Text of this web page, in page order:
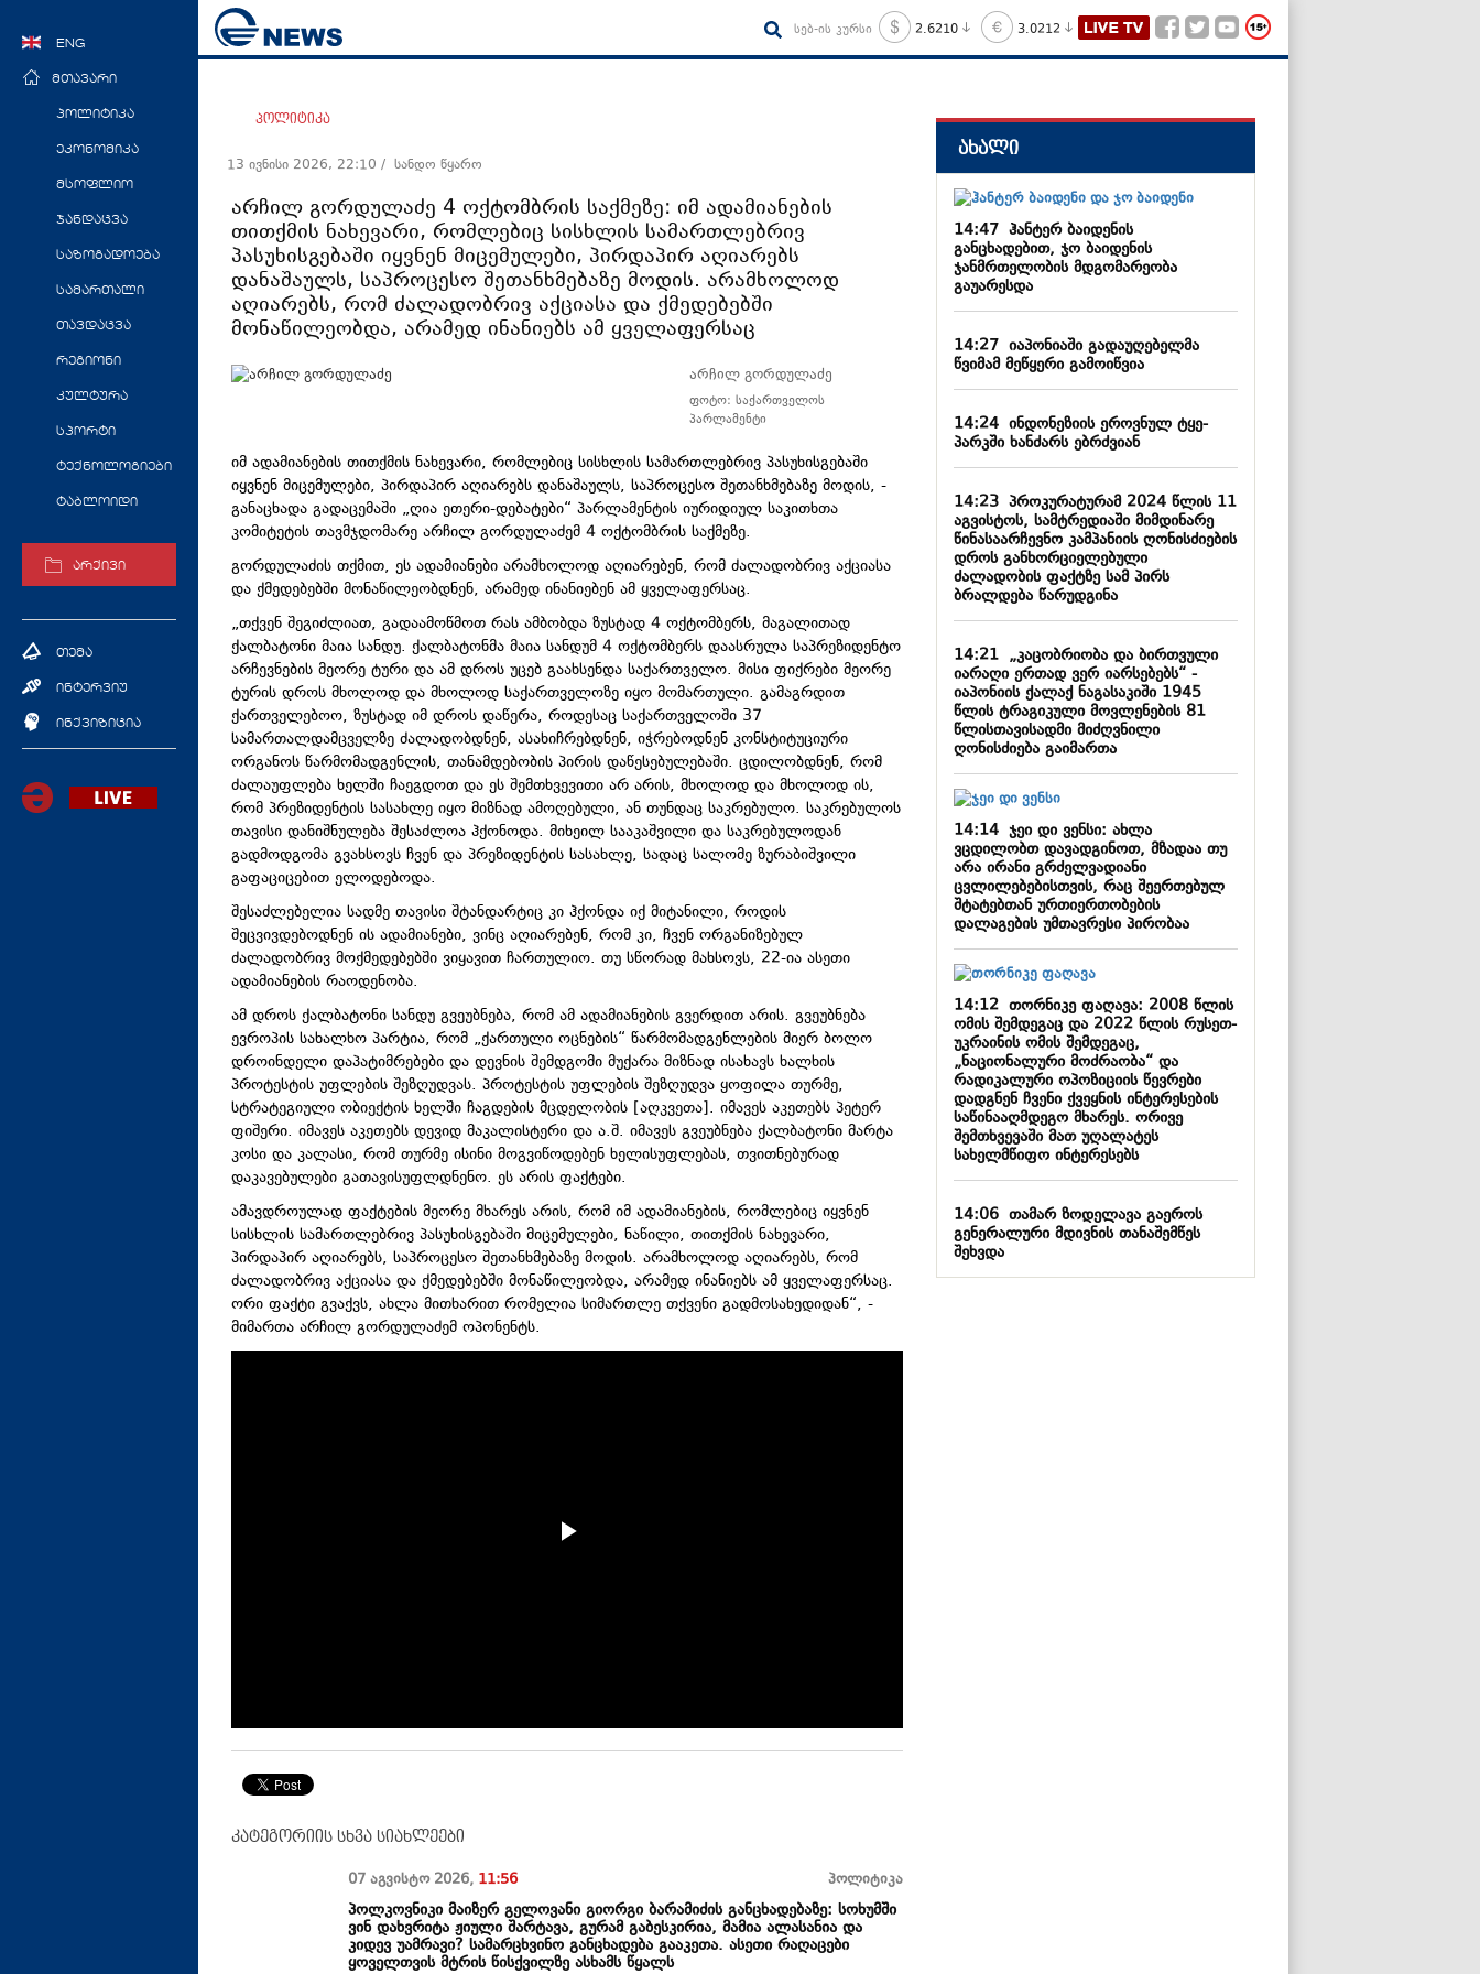
ENG
მთავარი
პოლიტიკა
ეკონომიკა
მსოფლიო
ჯანდაცვა
საზოგადოება
სამართალი
თავდაცვა
რეგიონი
კულტურა
სპორტი
ტექნოლოგიები
ტაბლოიდი
არქივი
თემა
ინტერვიუ
ინქვიზიცია
სებ-ის კურსი 2.6210 3.0212
პოლიტიკა
13 ივნისი 2026, 22:10 / სანდო წყარო
არჩილ გორდულაძე 4 ოქტომბრის საქმეზე: იმ ადამიანების
თითქმის ნახევარი, რომლებიც სისხლის სამართლებრივ
პასუხისგებაში იყვნენ მიცემულები, პირდაპირ აღიარებს
დანაშაულს, საპროცესო შეთანხმებაზე მოდის. არამხოლოდ
აღიარებს, რომ ძალადობრივ აქციასა და ქმედებებში
მონაწილეობდა, არამედ ინანიებს ამ ყველაფერსაც
არჩილ გორდულაძე
ფოტო: საქართველოს
პარლამენტი
იმ ადამიანების თითქმის ნახევარი, რომლებიც სისხლის სამართლებრივ პასუხისგებაში
იყვნენ მიცემულები, პირდაპირ აღიარებს დანაშაულს, საპროცესო შეთანხმებაზე მოდის, -
განაცხადა გადაცემაში „ღია ეთერი-დებატები“ პარლამენტის იურიდიულ საკითხთა
კომიტეტის თავმჯდომარე არჩილ გორდულაძემ 4 ოქტომბრის საქმეზე.
გორდულაძის თქმით, ეს ადამიანები არამხოლოდ აღიარებენ, რომ ძალადობრივ აქციასა
და ქმედებებში მონაწილეობდნენ, არამედ ინანიებენ ამ ყველაფერსაც.
„თქვენ შეგიძლიათ, გადაამოწმოთ რას ამბობდა ზუსტად 4 ოქტომბერს, მაგალითად
ქალბატონი მაია სანდუ. ქალბატონმა მაია სანდუმ 4 ოქტომბერს დაასრულა საპრეზიდენტო
არჩევნების მეორე ტური და ამ დროს უცებ გაახსენდა საქართველო. მისი ფიქრები მეორე
ტურის დროს მხოლოდ და მხოლოდ საქართველოზე იყო მომართული. გამაგრდით
ქართველებოო, ზუსტად იმ დროს დაწერა, როდესაც საქართველოში 37
სამართალდამცველზე ძალადობდნენ, ასახიჩრებდნენ, იჭრებოდნენ კონსტიტუციური
ორგანოს წარმომადგენლის, თანამდებობის პირის დაწესებულებაში. ცდილობდნენ, რომ
ძალაუფლება ხელში ჩაეგდოთ და ეს შემთხვევითი არ არის, მხოლოდ და მხოლოდ ის,
რომ პრეზიდენტის სასახლე იყო მიზნად ამოღებული, ან თუნდაც საკრებულო. საკრებულოს
თავისი დანიშნულება შესაძლოა ჰქონოდა. მიხეილ სააკაშვილი და საკრებულოდან
გადმოდგომა გვახსოვს ჩვენ და პრეზიდენტის სასახლე, სადაც სალომე ზურაბიშვილი
გაფაციცებით ელოდებოდა.
შესაძლებელია სადმე თავისი შტანდარტიც კი ჰქონდა იქ მიტანილი, როდის
შეცვივდებოდნენ ის ადამიანები, ვინც აღიარებენ, რომ კი, ჩვენ ორგანიზებულ
ძალადობრივ მოქმედებებში ვიყავით ჩართულიო. თუ სწორად მახსოვს, 22-ია ასეთი
ადამიანების რაოდენობა.
ამ დროს ქალბატონი სანდუ გვეუბნება, რომ ამ ადამიანების გვერდით არის. გვეუბნება
ევროპის სახალხო პარტია, რომ „ქართული ოცნების“ წარმომადგენლების მიერ ბოლო
დროინდელი დაპატიმრებები და დევნის შემდგომი მუქარა მიზნად ისახავს ხალხის
პროტესტის უფლების შეზღუდვას. პროტესტის უფლების შეზღუდვა ყოფილა თურმე,
სტრატეგიული ობიექტის ხელში ჩაგდების მცდელობის [აღკვეთა]. იმავეს აკეთებს პეტერ
ფიშერი. იმავეს აკეთებს დევიდ მაკალისტერი და ა.შ. იმავეს გვეუბნება ქალბატონი მარტა
კოსი და კალასი, რომ თურმე ისინი მოგვიწოდებენ ხელისუფლებას, თვითნებურად
დაკავებულები გათავისუფლდნენო. ეს არის ფაქტები.
ამავდროულად ფაქტების მეორე მხარეს არის, რომ იმ ადამიანების, რომლებიც იყვნენ
სისხლის სამართლებრივ პასუხისგებაში მიცემულები, ნაწილი, თითქმის ნახევარი,
პირდაპირ აღიარებს, საპროცესო შეთანხმებაზე მოდის. არამხოლოდ აღიარებს, რომ
ძალადობრივ აქციასა და ქმედებებში მონაწილეობდა, არამედ ინანიებს ამ ყველაფერსაც.
ორი ფაქტი გვაქვს, ახლა მითხარით რომელია სიმართლე თქვენი გადმოსახედიდან“, -
მიმართა არჩილ გორდულაძემ ოპონენტს.
კატეგორიის სხვა სიახლეები
07 აგვისტო 2026, 11:56 პოლიტიკა
პოლკოვნიკი მაიზერ გელოვანი გიორგი ბარამიძის განცხადებაზე: სოხუმში
ვინ დახვრიტა ჟიული შარტავა, გურამ გაბესკირია, მამია ალასანია და
კიდევ უამრავი? სამარცხვინო განცხადება გააკეთა. ასეთი რაღაცები
ყოველთვის მტრის წისქვილზე ასხამს წყალს
ახალი
14:47ჰანტერ ბაიდენის
განცხადებით, ჯო ბაიდენის
ჯანმრთელობის მდგომარეობა
გაუარესდა
14:27იაპონიაში გადაუღებელმა
წვიმამ მეწყერი გამოიწვია
14:24ინდონეზიის ეროვნულ ტყე-
პარკში ხანძარს ებრძვიან
14:23პროკურატურამ 2024 წლის 11
აგვისტოს, სამტრედიაში მიმდინარე
წინასაარჩევნო კამპანიის ღონისძიების
დროს განხორციელებული
ძალადობის ფაქტზე სამ პირს
ბრალდება წარუდგინა
14:21„კაცობრიობა და ბირთვული
იარაღი ერთად ვერ იარსებებს“ -
იაპონიის ქალაქ ნაგასაკიში 1945
წლის ტრაგიკული მოვლენების 81
წლისთავისადმი მიძღვნილი
ღონისძიება გაიმართა
14:14ჯეი დი ვენსი: ახლა
ვცდილობთ დავადგინოთ, მზადაა თუ
არა ირანი გრძელვადიანი
ცვლილებებისთვის, რაც შეერთებულ
შტატებთან ურთიერთობების
დალაგების უმთავრესი პირობაა
14:12თორნიკე ფაღავა: 2008 წლის
ომის შემდეგაც და 2022 წლის რუსეთ-
უკრაინის ომის შემდეგაც,
„ნაციონალური მოძრაობა“ და
რადიკალური ოპოზიციის წევრები
დადგნენ ჩვენი ქვეყნის ინტერესების
საწინააღმდეგო მხარეს. ორივე
შემთხვევაში მათ უღალატეს
სახელმწიფო ინტერესებს
14:06თამარ ზოდელავა გაეროს
გენერალური მდივნის თანაშემწეს
შეხვდა